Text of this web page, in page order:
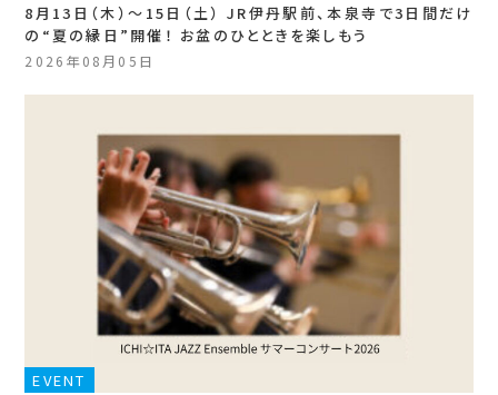
8月13日（木）〜15日（土） JR伊丹駅前、本泉寺で3日間だけ
の“夏の縁日”開催！ お盆のひとときを楽しもう
2026年08月05日
EVENT